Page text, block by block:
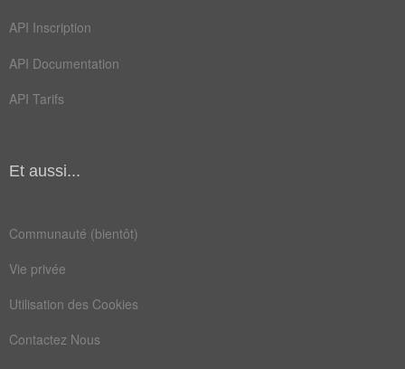
API Inscription
API Documentation
API Tarifs
Et aussi...
Communauté (bientôt)
Vie privée
Utilisation des Cookies
Contactez Nous